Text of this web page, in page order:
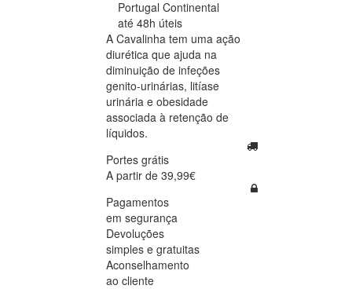
Portugal Continental
até 48h úteis
A Cavalinha tem uma ação
diurética que ajuda na
diminuição de infeções
genito-urinárias, litíase
urinária e obesidade
associada à retenção de
líquidos.
Portes grátis
A partir de 39,99€
Pagamentos
em segurança
Devoluções
simples e gratuitas
Aconselhamento
ao cliente